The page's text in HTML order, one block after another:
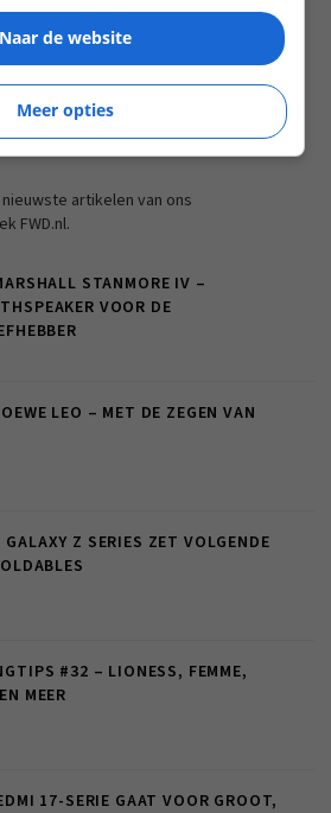
FWD.NL
artikelen van ons
FWD.nl.
STANMORE IV –
VOOR DE
LEO – MET DE ZEGEN VAN
GALAXY Z SERIES ZET VOLGENDE
#32 – LIONESS, FEMME,
MEER
17-SERIE GAAT VOOR GROOT,
Naar de website
Meer opties